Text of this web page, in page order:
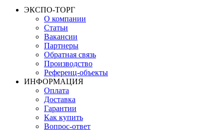
ЭКСПО-ТОРГ
О компании
Статьи
Вакансии
Партнеры
Обратная связь
Производство
Референц-объекты
ИНФОРМАЦИЯ
Оплата
Доставка
Гарантии
Как купить
Вопрос-ответ